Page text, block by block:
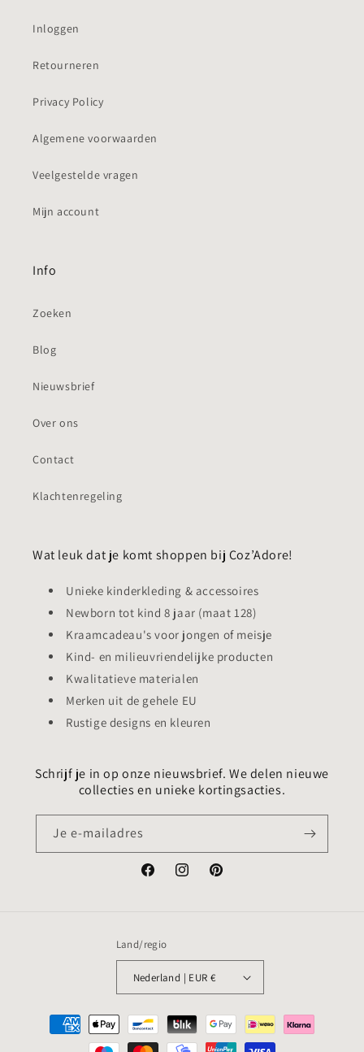
Inloggen
Retourneren
Privacy Policy
Algemene voorwaarden
Veelgestelde vragen
Mijn account
Info
Zoeken
Blog
Nieuwsbrief
Over ons
Contact
Klachtenregeling
Wat leuk dat je komt shoppen bij Coz’Adore!
Unieke kinderkleding & accessoires
Newborn tot kind 8 jaar (maat 128)
Kraamcadeau's voor jongen of meisje
Kind- en milieuvriendelijke producten
Kwalitatieve materialen
Merken uit de gehele EU
Rustige designs en kleuren
Schrijf je in op onze nieuwsbrief. We delen nieuwe
collecties en unieke kortingsacties.
Je e-mailadres
FacebookInstagramPinterest
Land/regio
Nederland | EUR €
Betaalmethoden